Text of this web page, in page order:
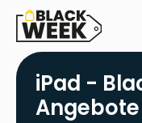
iPad -
Angebote